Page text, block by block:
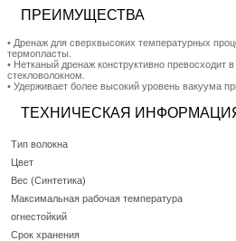
ПРЕИМУЩЕСТВА
• Дренаж для сверхвысоких температурных
термопласты.
• Нетканый дренаж конструктивно превосходит
стекловолокном.
• Удерживает более высокий уровень вакуума
ТЕХНИЧЕСКАЯ
Тип волокна
Цвет
Вес (Синтетика)
Максимальная рабочая температура
огнестойкий
Срок хранения